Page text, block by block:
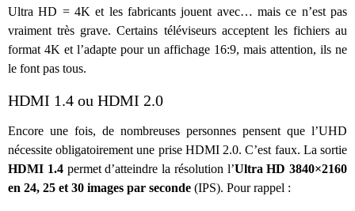
Ultra HD = 4K et les fabricants jouent avec… mais ce n’est pas
vraiment très grave. Certains téléviseurs acceptent les fichiers au
format 4K et l’adapte pour un affichage 16:9, mais attention, ils ne
le font pas tous.
HDMI 1.4 ou HDMI 2.0
Encore une fois, de nombreuses personnes pensent que l’UHD
nécessite obligatoirement une prise HDMI 2.0. C’est faux. La sortie
HDMI 1.4permet d’atteindre la résolution l’Ultra HD 3840×2160
en 24, 25 et 30 images par seconde (IPS). Pour rappel :